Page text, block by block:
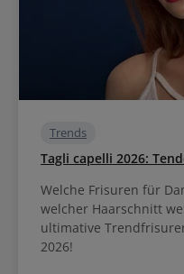
Trends
Tagli capelli 2026:
Welche Frisuren für
welcher Haarschnitt
ultimative
2026!